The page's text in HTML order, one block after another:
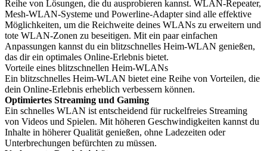
Reihe von Lösungen, die du ausprobieren kannst. WLAN-Repeater,
Mesh-WLAN-Systeme und Powerline-Adapter sind alle effektive
Möglichkeiten, um die Reichweite deines WLANs zu erweitern und
tote WLAN-Zonen zu beseitigen. Mit ein paar einfachen
Anpassungen kannst du ein blitzschnelles Heim-WLAN genießen,
das dir ein optimales Online-Erlebnis bietet.
Vorteile eines blitzschnellen Heim-WLANs
Ein blitzschnelles Heim-WLAN bietet eine Reihe von Vorteilen, die
dein Online-Erlebnis erheblich verbessern können.
Optimiertes Streaming und Gaming
Ein schnelles WLAN ist entscheidend für ruckelfreies Streaming
von Videos und Spielen. Mit höheren Geschwindigkeiten kannst du
Inhalte in höherer Qualität genießen, ohne Ladezeiten oder
Unterbrechungen befürchten zu müssen.